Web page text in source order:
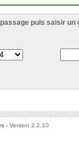
puis saisir un
- Version 2.2.10